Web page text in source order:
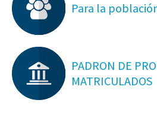
Para la
PADRON DE
MATRICULADOS